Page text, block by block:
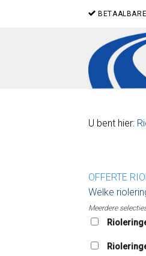
U bent hier:
OFFERTE
Welke
Meerdere